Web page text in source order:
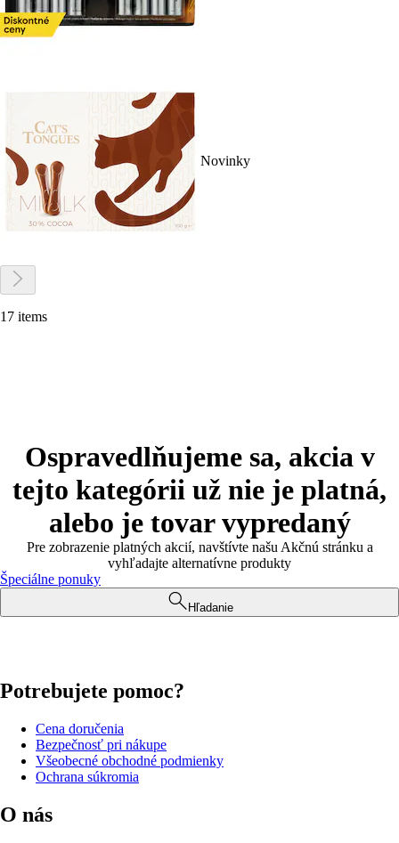
Novinky
17 items
Ospravedlňujeme sa, akcia v
tejto kategórii už nie je platná,
alebo je tovar vypredaný
Pre zobrazenie platných akcií, navštívte našu Akčnú stránku a
vyhľadajte alternatívne produkty
Špeciálne ponuky
Hľadanie
Potrebujete pomoc?
Cena doručenia
Bezpečnosť pri nákupe
Všeobecné obchodné podmienky
Ochrana súkromia
O nás